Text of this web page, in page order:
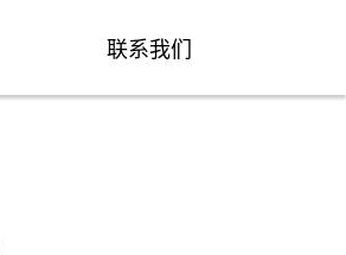
联系我们